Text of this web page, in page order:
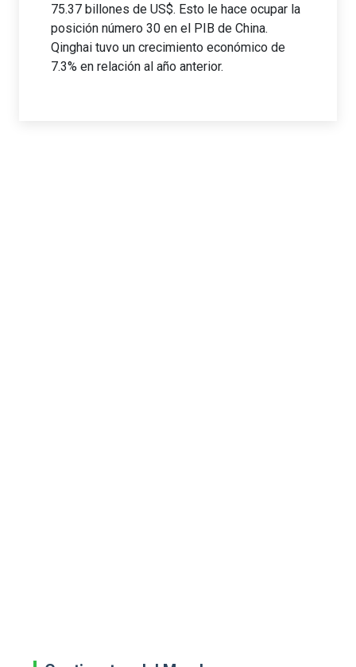
75.37 billones de US$. Esto le hace ocupar la
posición número 30 en el PIB de China.
Qinghai tuvo un crecimiento económico de
7.3% en relación al año anterior.